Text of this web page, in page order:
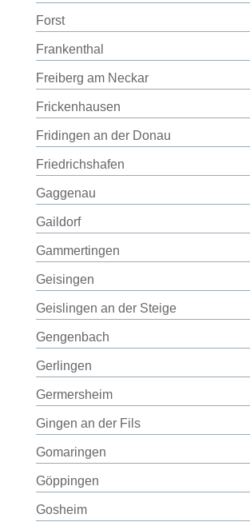
Forst
Frankenthal
Freiberg am Neckar
Frickenhausen
Fridingen an der Donau
Friedrichshafen
Gaggenau
Gaildorf
Gammertingen
Geisingen
Geislingen an der Steige
Gengenbach
Gerlingen
Germersheim
Gingen an der Fils
Gomaringen
Göppingen
Gosheim